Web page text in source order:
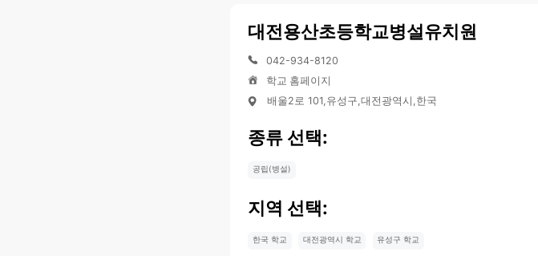
대전용산초등학교병설유치원
042-934-8120
학교 홈페이지
배울2로 101,유성구,대전광역시,한국
종류 선택:
공립(병설)
지역 선택:
한국 학교 대전광역시 학교 유성구 학교